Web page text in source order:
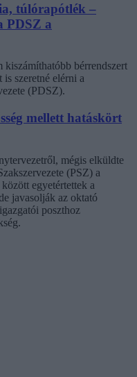
túlórapótlék –
PDSZ a
kiszámíthatóbb bérrendszert
szeretné elérni a
(PDSZ).
mellett hatáskört
mégis elküldte
(PSZ) a
egyetértettek a
javasolják az oktató
poszthoz